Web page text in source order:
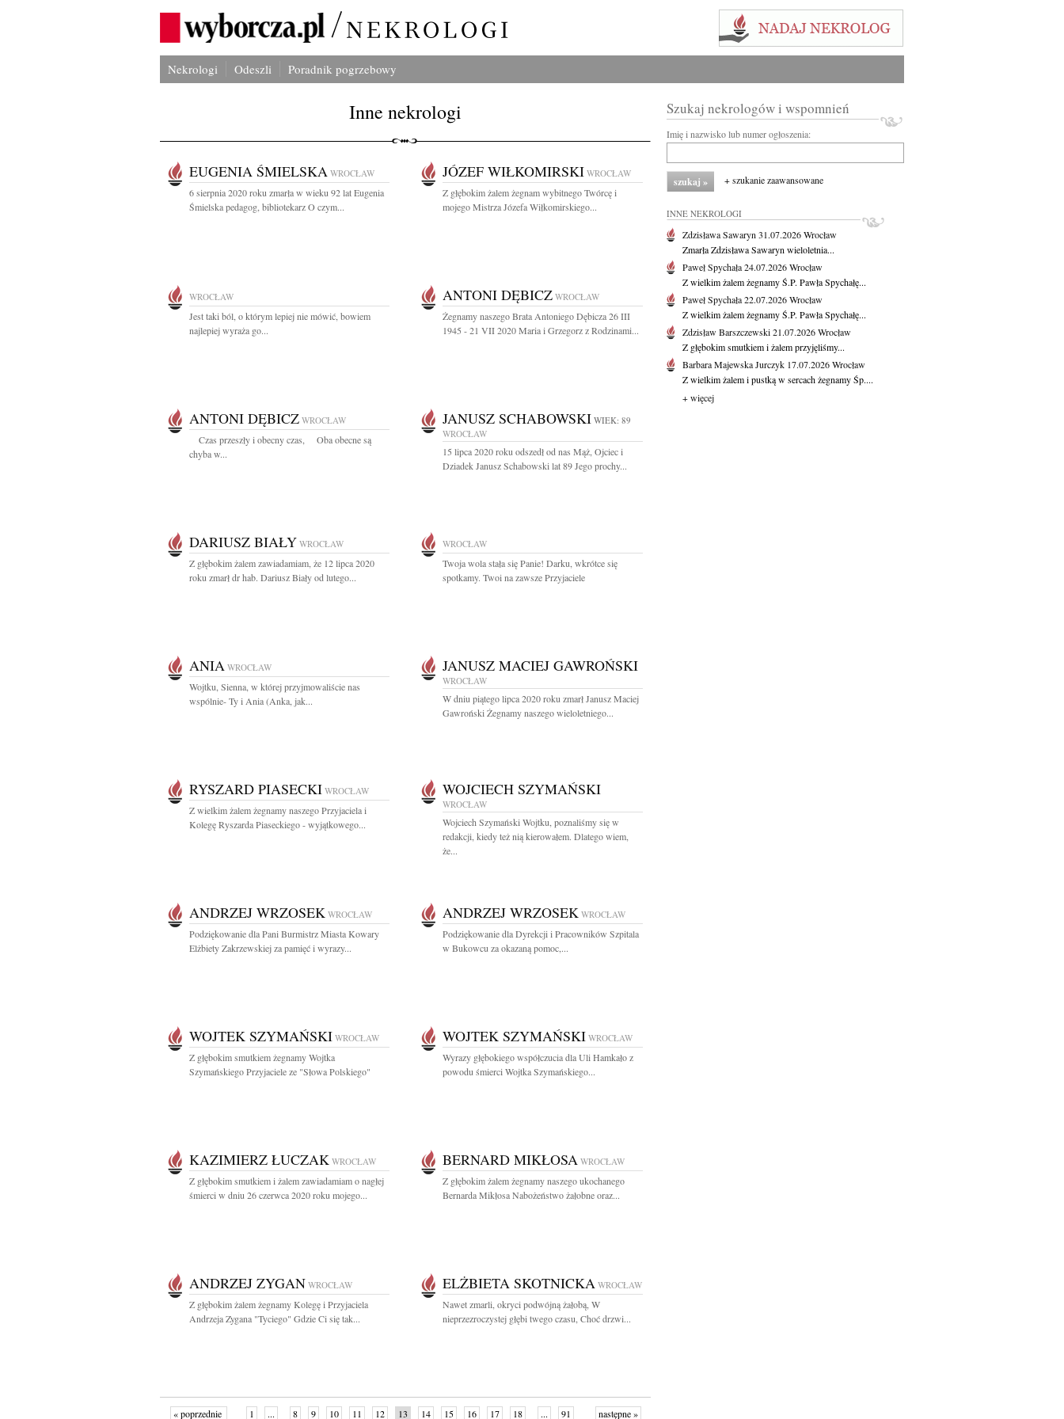
Nekrologi Odeszli Poradnik pogrzebowy
Inne nekrologi
EUGENIA ŚMIELSKA WROCŁAW
6 sierpnia 2020 roku zmarła w wieku 92 lat Eugenia
Śmielska pedagog, bibliotekarz O czym...
JÓZEF WIŁKOMIRSKI WROCŁAW
Z głębokim żalem żegnam wybitnego Twórcę i
mojego Mistrza Józefa Wiłkomirskiego...
WROCŁAW
Jest taki ból, o którym lepiej nie mówić, bowiem
najlepiej wyraża go...
ANTONI DĘBICZ WROCŁAW
Żegnamy naszego Brata Antoniego Dębicza 26 III
1945 - 21 VII 2020 Maria i Grzegorz z Rodzinami...
ANTONI DĘBICZ WROCŁAW
Czas przeszły i obecny czas, Oba obecne są
chyba w...
JANUSZ SCHABOWSKI WIEK: 89
WROCŁAW
15 lipca 2020 roku odszedł od nas Mąż, Ojciec i
Dziadek Janusz Schabowski lat 89 Jego prochy...
DARIUSZ BIAŁY WROCŁAW
Z głębokim żalem zawiadamiam, że 12 lipca 2020
roku zmarł dr hab. Dariusz Biały od lutego...
WROCŁAW
Twoja wola stała się Panie! Darku, wkrótce się
spotkamy. Twoi na zawsze Przyjaciele
ANIA WROCŁAW
Wojtku, Sienna, w której przyjmowaliście nas
wspólnie- Ty i Ania (Anka, jak...
JANUSZ MACIEJ GAWROŃSKI
WROCŁAW
W dniu piątego lipca 2020 roku zmarł Janusz Maciej
Gawroński Żegnamy naszego wieloletniego...
RYSZARD PIASECKI WROCŁAW
Z wielkim żalem żegnamy naszego Przyjaciela i
Kolegę Ryszarda Piaseckiego - wyjątkowego...
WOJCIECH SZYMAŃSKI
WROCŁAW
Wojciech Szymański Wojtku, poznaliśmy się w
redakcji, kiedy też nią kierowałem. Dlatego wiem,
że...
ANDRZEJ WRZOSEK WROCŁAW
Podziękowanie dla Pani Burmistrz Miasta Kowary
Elżbiety Zakrzewskiej za pamięć i wyrazy...
ANDRZEJ WRZOSEK WROCŁAW
Podziękowanie dla Dyrekcji i Pracowników Szpitala
w Bukowcu za okazaną pomoc,...
WOJTEK SZYMAŃSKI WROCŁAW
Z głębokim smutkiem żegnamy Wojtka
Szymańskiego Przyjaciele ze "Słowa Polskiego"
WOJTEK SZYMAŃSKI WROCŁAW
Wyrazy głębokiego współczucia dla Uli Hamkało z
powodu śmierci Wojtka Szymańskiego...
KAZIMIERZ ŁUCZAK WROCŁAW
Z głębokim smutkiem i żalem zawiadamiam o nagłej
śmierci w dniu 26 czerwca 2020 roku mojego...
BERNARD MIKŁOSA WROCŁAW
Z głębokim żalem żegnamy naszego ukochanego
Bernarda Mikłosa Nabożeństwo żałobne oraz...
ANDRZEJ ZYGAN WROCŁAW
Z głębokim żalem żegnamy Kolegę i Przyjaciela
Andrzeja Zygana "Tyciego" Gdzie Ci się tak...
ELŻBIETA SKOTNICKA WROCŁAW
Nawet zmarli, okryci podwójną żałobą, W
nieprzezroczystej głębi twego czasu, Choć drzwi...
« poprzednie 1 ... 8 9 10 11 12 13 14 15 16 17 18 ... 91 następne »
Szukaj nekrologów i wspomnień
Imię i nazwisko lub numer ogłoszenia:
+ szukanie zaawansowane
INNE NEKROLOGI
Zdzisława Sawaryn 31.07.2026Wrocław
Zmarła Zdzisława Sawaryn wieloletnia...
Paweł Spychała24.07.2026Wrocław
Z wielkim żalem żegnamy Ś.P. Pawła Spychałę...
Paweł Spychała22.07.2026Wrocław
Z wielkim żalem żegnamy Ś.P. Pawła Spychałę...
Zdzisław Barszczewski21.07.2026Wrocław
Z głębokim smutkiem i żalem przyjęliśmy...
Barbara Majewska Jurczyk 17.07.2026Wrocław
Z wielkim żalem i pustką w sercach żegnamy Śp....
+ więcej